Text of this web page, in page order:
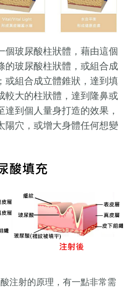
個玻尿酸柱狀體，藉由這個
的玻尿酸柱狀體，或組合成
或組合成立體錐狀，達到填
較大的柱狀體，達到隆鼻或
達到個人量身打造的效果，
陽穴，或增大身體任何想變
注射的原理，有一點非常需